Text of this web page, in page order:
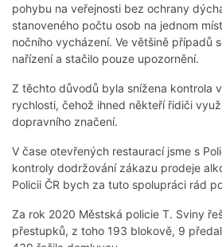
pohybu na veřejnosti bez ochrany
stanoveného počtu osob na jednom
nočního vycházení. Ve většině případů
nařízení a stačilo pouze upozornění.
Z těchto důvodů byla snížena kontrola
rychlosti, čehož ihned někteří řidiči
dopravního značení.
V čase otevřených restaurací jsme s
kontroly dodržování zákazu prodeje
Policii ČR bych za tuto spolupráci rád
Za rok 2020 Městská policie T. Sviny
přestupků, z toho 193 blokově, 9